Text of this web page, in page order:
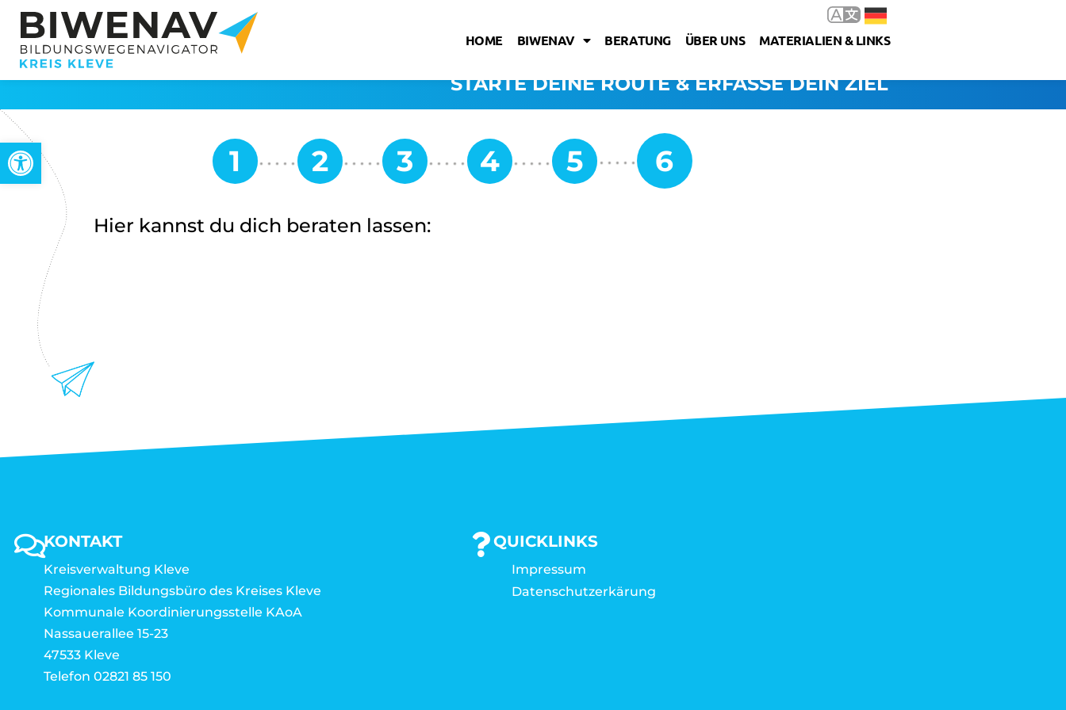
Werkzeugleiste öffnen
HOME BIWENAV BERATUNG ÜBER UNS MATERIALIEN & LINKS
STARTE DEINE ROUTE & ERFASSE DEIN ZIEL
Hier kannst du dich beraten lassen:
KONTAKT
Kreisverwaltung Kleve
Regionales Bildungsbüro des Kreises Kleve
Kommunale Koordinierungsstelle KAoA
Nassauerallee 15-23
47533 Kleve
Telefon 02821 85 150
QUICKLINKS
Impressum
Datenschutzerkärung